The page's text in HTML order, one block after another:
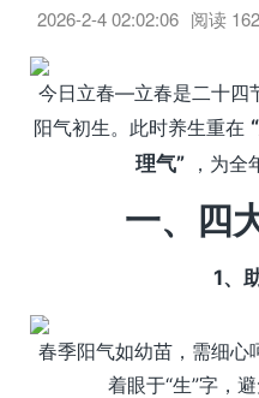
2026-2-4 02:02:06 阅读 162
今日立春—立春是二十四
阳气初生。此时养生重在
理气” ，为全
一、四
1、
春季阳气如幼苗，需细心
着眼于“生”字，